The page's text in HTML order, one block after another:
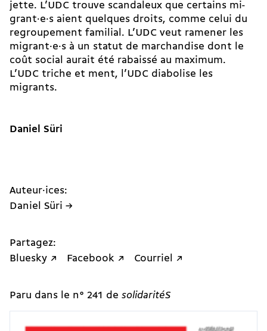
jette. L’UDC trouve scandaleux que certains mi­
grant·e·s aient quelques droits, comme celui du
regroupement familial. L’UDC veut ramener les
mi­grant·e·s à un statut de marchandise dont le
coût social aurait été rabaissé au maximum.
L’UDC triche et ment, l’UDC diabolise les
migrants.
Daniel Süri
Auteur·ices:
Daniel Süri →
Partagez:
Bluesky ↗
Facebook ↗ Courriel ↗
Paru dans le n° 241 de solidaritéS